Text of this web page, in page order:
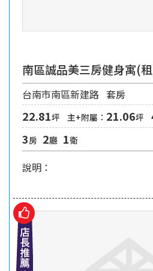
南區誠品美三房健身寓(
台南市南區新建路 套房
22.81坪 主+附屬： 21.06坪
3房 2廳 1衛
說明：